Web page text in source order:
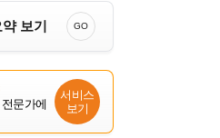
보기 GO
문가에
서비스
보기